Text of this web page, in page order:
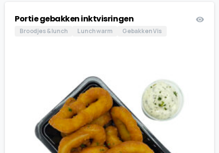
Portie gebakken inktvisringen
Broodjes & lunch Lunch warm Gebakken Vis